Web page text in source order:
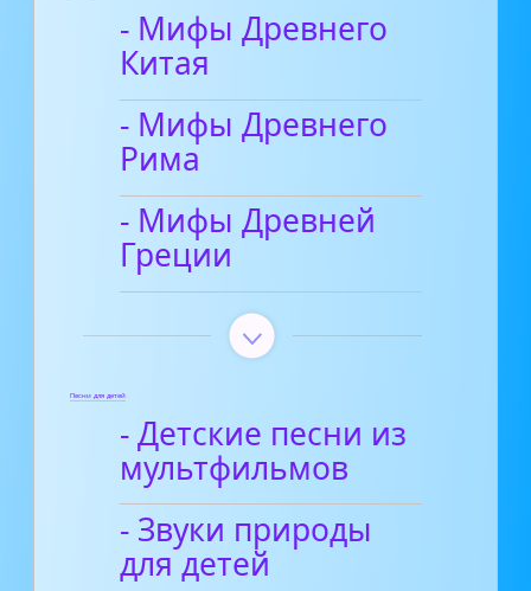
- Мифы Древнего
Китая
- Мифы Древнего
Рима
- Мифы Древней
Греции
Песни для детей
- Детские песни из
мультфильмов
- Звуки природы
для детей